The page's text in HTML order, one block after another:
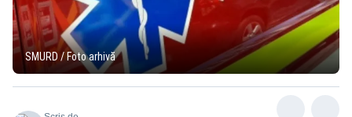
SMURD / Foto arhivă